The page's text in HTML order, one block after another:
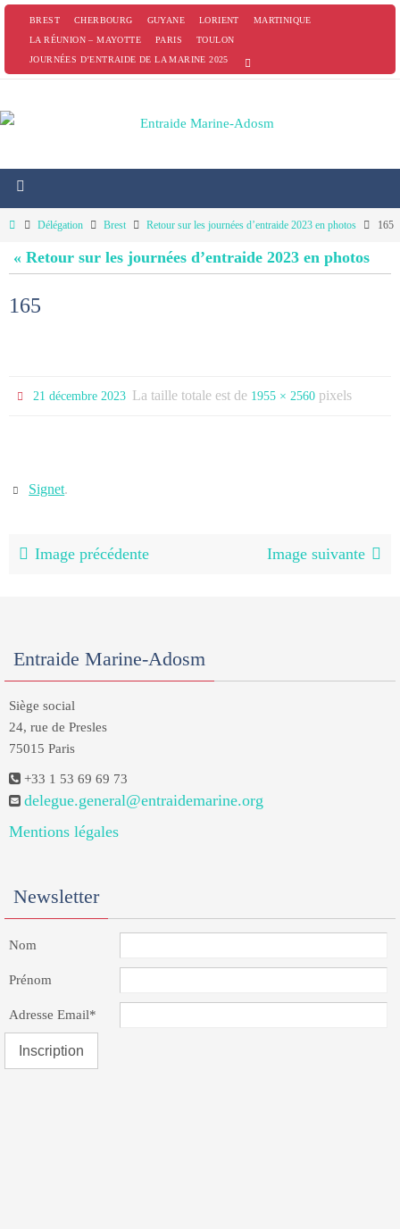
PasserBREST CHERBOURG GUYANE LORIENT
MARTINIQUE
LA RÉUNION – MAYOTTE
PARIS
TOULON
JOURNÉES D’ENTRAIDE DE LA MARINE 2025
HomeDélégation Brest Retour sur les journées d’entraide 2023 en photos 165
« Retour sur les journées d’entraide 2023 en photos
165
21 décembre 2023 La taille totale est de 1955 × 2560 pixels
Signet.
Image précédente Image suivante
Entraide Marine-Adosm
Siège social
24, rue de Presles
75015 Paris
+33 1 53 69 69 73
delegue.general@entraidemarine.org
Mentions légales
Newsletter
Nom
Prénom
Adresse Email*